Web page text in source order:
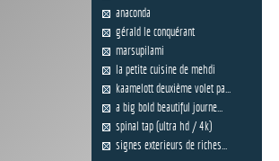
anaconda
gérald le conquérant
marsupilami
la petite cuisine de mehdi
kaamelott deuxième volet pa...
a big bold beautiful journe...
spinal tap (ultra hd / 4k)
signes exterieurs de riches...